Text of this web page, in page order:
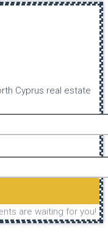
Cyprus real estate
are waiting for you!